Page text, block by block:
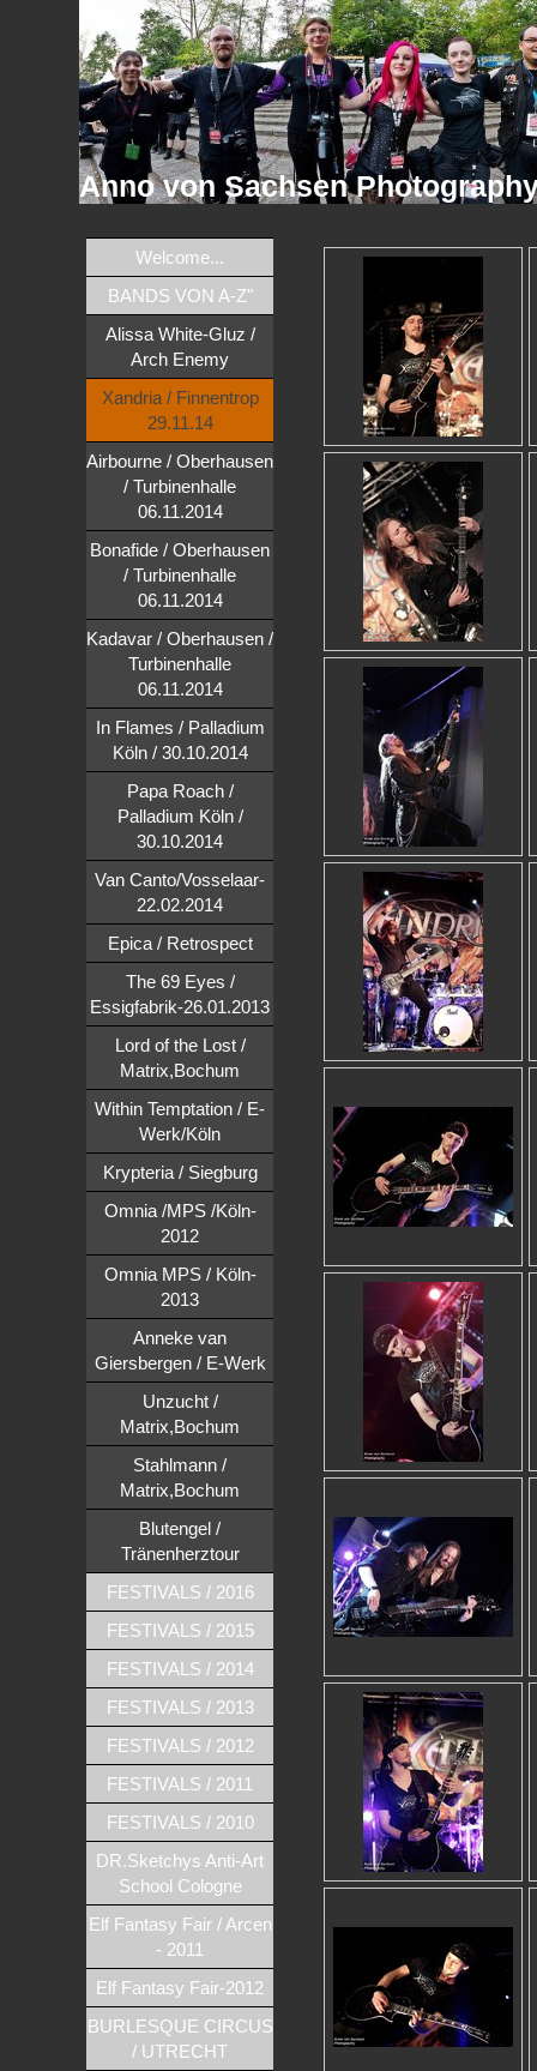
Anno von Sachsen
Welcome...
BANDS VON A-Z"
Alissa White-Gluz /
Arch Enemy
Xandria / Finnentrop
29.11.14
Airbourne / Oberhausen
/ Turbinenhalle
06.11.2014
Bonafide / Oberhausen
/ Turbinenhalle
06.11.2014
Kadavar / Oberhausen /
Turbinenhalle
06.11.2014
In Flames / Palladium
Köln / 30.10.2014
Papa Roach /
Palladium Köln /
30.10.2014
Van Canto/Vosselaar-
22.02.2014
Epica / Retrospect
The 69 Eyes /
Essigfabrik-26.01.2013
Lord of the Lost /
Matrix,Bochum
Within Temptation / E-
Werk/Köln
Krypteria / Siegburg
Omnia /MPS /Köln-
2012
Omnia MPS / Köln-
2013
Anneke van
Giersbergen / E-Werk
Unzucht /
Matrix,Bochum
Stahlmann /
Matrix,Bochum
Blutengel /
Tränenherztour
FESTIVALS / 2016
FESTIVALS / 2015
FESTIVALS / 2014
FESTIVALS / 2013
FESTIVALS / 2012
FESTIVALS / 2011
FESTIVALS / 2010
DR.Sketchys Anti-Art
School Cologne
Elf Fantasy Fair / Arcen
- 2011
Elf Fantasy Fair-2012
BURLESQUE CIRCUS
/ UTRECHT